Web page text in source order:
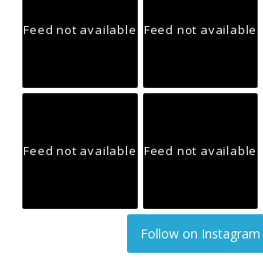
Feed not available Feed not available
Feed not available Feed not available
Follow on Instagram